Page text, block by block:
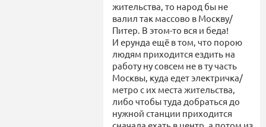
жительства, то народ бы не
валил так массово в Москву/
Питер. В этом-то вся и беда!
И ерунда ещё в том, что порою
людям приходится ездить на
работу ну совсем не в ту часть
Москвы, куда едет электричка/
метро с их места жительства,
либо чтобы туда добраться до
нужной станции приходится